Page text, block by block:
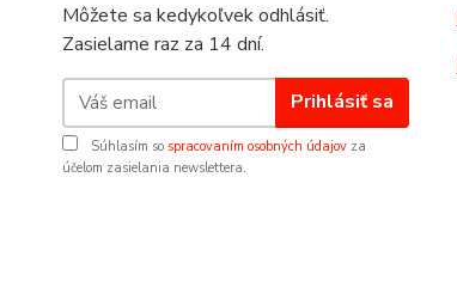
Môžete sa kedykoľvek odhlásiť.
Zasielame raz za 14 dní.
Prihlásiť sa
Súhlasím so spracovaním osobných údajov za
účelom zasielania newslettera.